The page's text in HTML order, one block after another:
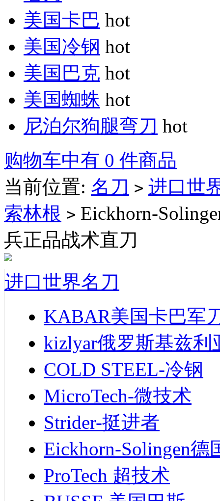
美国卡巴 hot
美国冷钢 hot
美国巴克 hot
美国蜘蛛 hot
尼泊尔狗腿弯刀 hot
购物车中有 0 件商品
当前位置: 名刀 > 进口世
索林根 > Eickhorn-
兵正品战术直刀
进口世界名刀
KABAR美国卡巴军
kizlyar俄罗斯基兹利
COLD STEEL-冷钢
MicroTech-微技术
Strider-挺进者
Eickhorn-Solingen德
ProTech 超技术